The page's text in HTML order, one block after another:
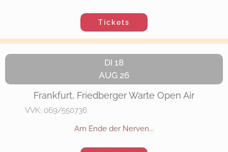
Tickets
DI 18
AUG 26
Frankfurt, Friedberger Warte Open Air
VVK: 069/550736
Am Ende der Nerven...